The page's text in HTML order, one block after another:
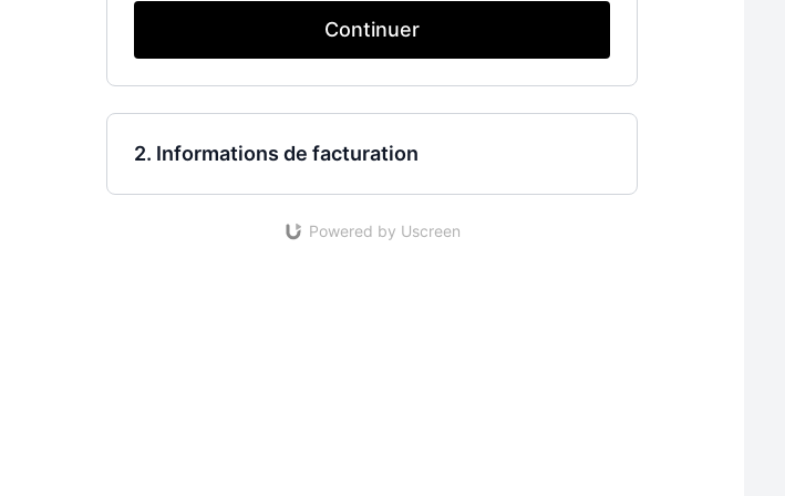
Continuer
2. Informations de facturation
Powered by Uscreen